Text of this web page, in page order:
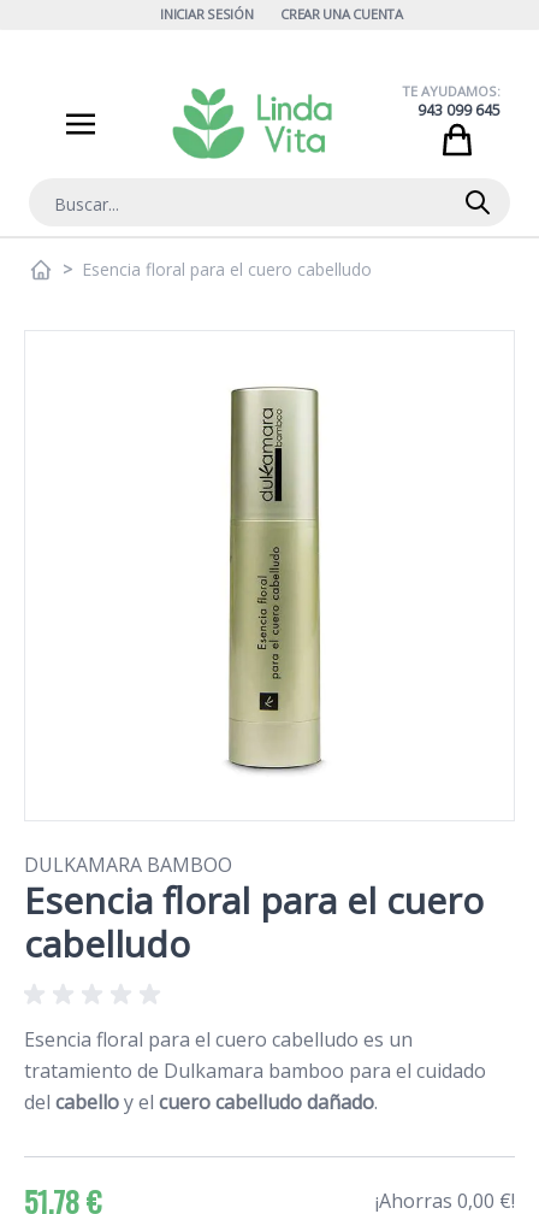
INICIAR SESIÓN CREAR UNA CUENTA
Buscar
TE AYUDAMOS:
943 099 645
> Esencia floral para el cuero cabelludo
DULKAMARA BAMBOO
Esencia floral para el cuero
cabelludo
Esencia floral para el cuero cabelludo es un
tratamiento de Dulkamara bamboo para el cuidado
del cabelloy el cuero cabelludo dañado.
51,78 € ¡Ahorras 0,00 €!